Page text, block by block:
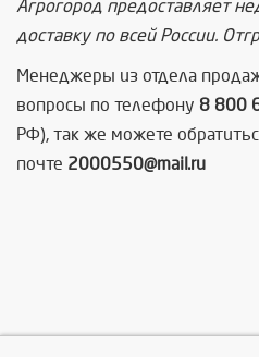
Агрогород предоставляет
доставку по всей России.
Менеджеры из отдела
вопросы по телефону 8 800
РФ), так же можете
почте 2000550@mail.ru